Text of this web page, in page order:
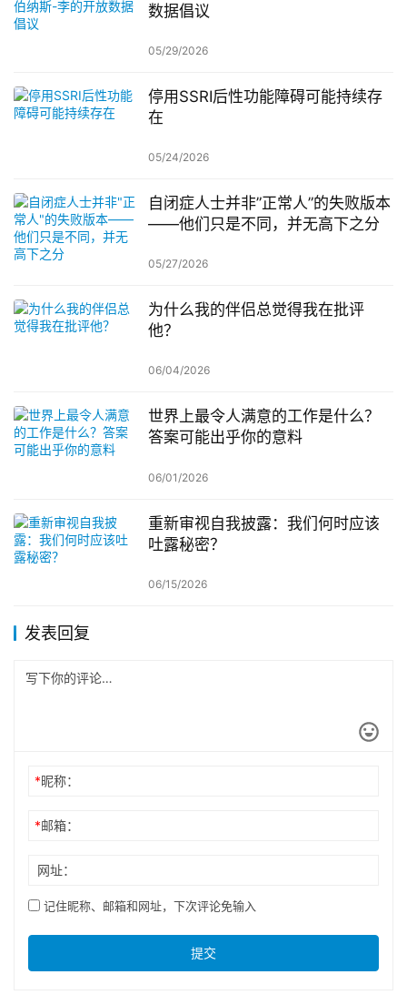
数据倡议
05/29/2026
停用SSRI后性功能障碍可能持续存
在
05/24/2026
自闭症人士并非”正常人”的失败版本
——他们只是不同，并无高下之分
05/27/2026
为什么我的伴侣总觉得我在批评
他？
06/04/2026
世界上最令人满意的工作是什么？
答案可能出乎你的意料
06/01/2026
重新审视自我披露：我们何时应该
吐露秘密？
06/15/2026
发表回复
*昵称：
*邮箱：
网址：
记住昵称、邮箱和网址，下次评论免输入
提交